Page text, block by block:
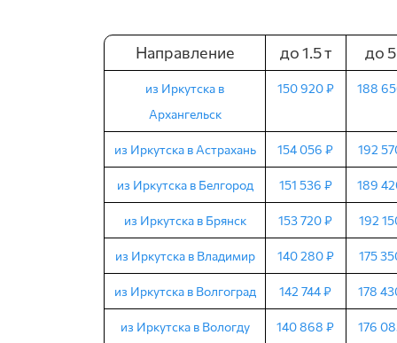
Направление до 1.5 т до
из Иркутска в
Архангельск
150 920 ₽ 188
из Иркутска в Астрахань 154 056 ₽ 192
из Иркутска в Белгород 151 536 ₽ 189
из Иркутска в Брянск 153 720 ₽ 192
из Иркутска в Владимир 140 280 ₽ 175
из Иркутска в Волгоград 142 744 ₽ 178
из Иркутска в Вологду 140 868 ₽ 176